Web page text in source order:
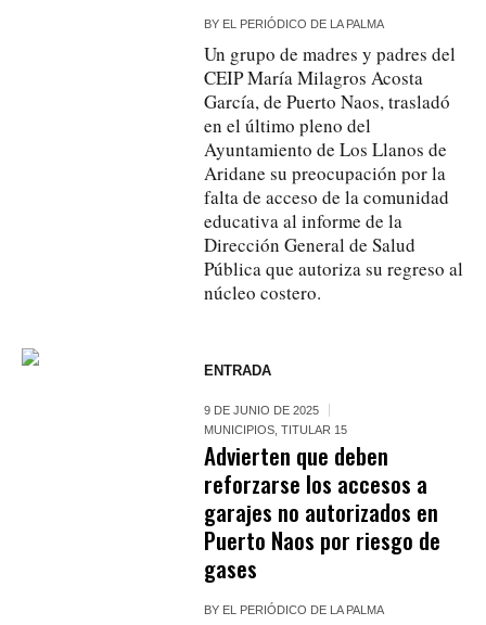
BY EL PERIÓDICO DE LA PALMA
Un grupo de madres y padres del
CEIP María Milagros Acosta
García, de Puerto Naos, trasladó
en el último pleno del
Ayuntamiento de Los Llanos de
Aridane su preocupación por la
falta de acceso de la comunidad
educativa al informe de la
Dirección General de Salud
Pública que autoriza su regreso al
núcleo costero.
ENTRADA
9 DE JUNIO DE 2025
MUNICIPIOS ,TITULAR 15
Advierten que deben
reforzarse los accesos a
garajes no autorizados en
Puerto Naos por riesgo de
gases
BY EL PERIÓDICO DE LA PALMA